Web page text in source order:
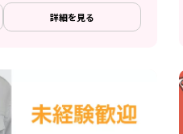
詳細を見る